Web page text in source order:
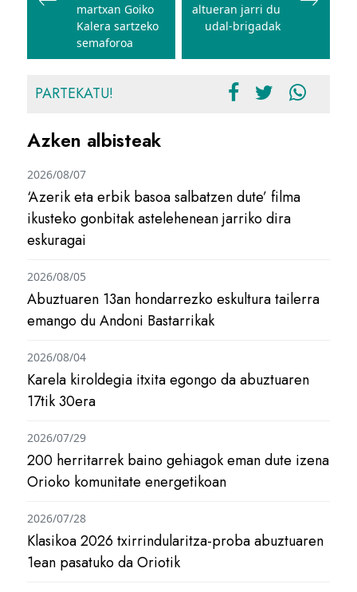
martxan Goiko
Kalera sartzeko
semaforoa
altueran jarri du
udal-brigadak
PARTEKATU!
Azken albisteak
‘Azerik eta erbik basoa salbatzen dute’ filma
ikusteko gonbitak astelehenean jarriko dira
eskuragai
2026/08/07
Abuztuaren 13an hondarrezko eskultura tailerra
emango du Andoni Bastarrikak
2026/08/05
Karela kiroldegia itxita egongo da abuztuaren
17tik 30era
2026/08/04
200 herritarrek baino gehiagok eman dute izena
Orioko komunitate energetikoan
2026/07/29
Klasikoa 2026 txirrindularitza-proba abuztuaren
1ean pasatuko da Oriotik
2026/07/28